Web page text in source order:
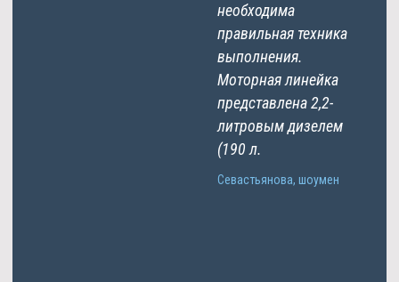
необходима
правильная техника
выполнения.
Моторная линейка
представлена 2,2-
литровым дизелем
(190 л.
Севастьянова, шоумен